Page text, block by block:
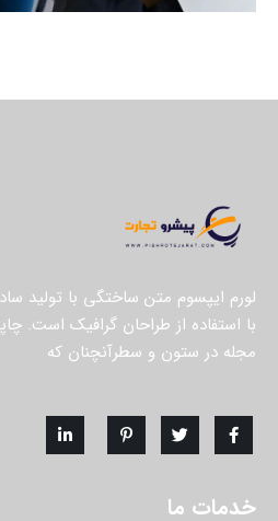
لورم ایپسوم متن ساختگی با تولید
با استفاده از طراحان گرافیک است.
مجله در ستون و سطرآنچنان که
خدمات ما